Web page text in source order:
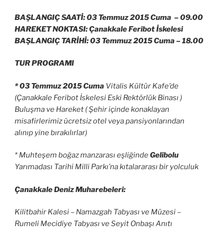
BAŞLANGIÇ SAATİ: 03 Temmuz 2015 Cuma –09.00
HAREKET NOKTASI: Çanakkale Feribot İskelesi
BAŞLANGIÇ TARİHİ: 03 Temmuz 2015 Cuma –18.00
TUR PROGRAMI
* 03 Temmuz 2015 Cuma Vitalis Kültür Kafe’de
(Çanakkale Feribot İskelesi Eski Rektörlük Binası )
Buluşma ve Hareket ( Şehir içinde konaklayan
misafirlerimiz ücretsiz otel veya pansiyonlarından
alınıp yine bırakılırlar)
* Muhteşem boğaz manzarası eşliğindeGelibolu
Yarımadası Tarihi Milli Parkı’na kıtalararası bir yolculuk
Çanakkale Deniz Muharebeleri:
Kilitbahir Kalesi – Namazgah Tabyası ve Müzesi –
Rumeli Mecidiye Tabyası ve Seyit Onbaşı Anıtı